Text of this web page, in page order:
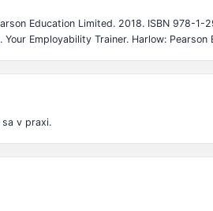
Education Limited. 2018. ISBN 978-
Employability Trainer. Harlow:
v praxi.